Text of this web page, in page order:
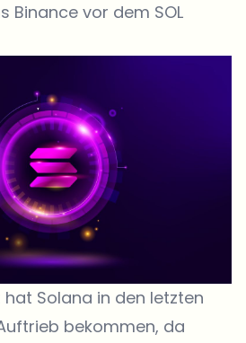
Binance vor dem SOL
Solana in den letzten
bekommen, da